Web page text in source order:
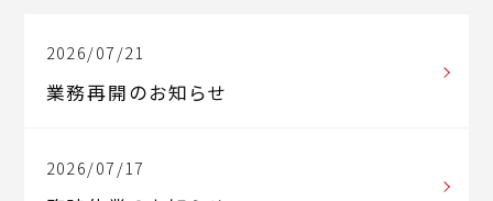
2026/07/21
業務再開のお知らせ
2026/07/17